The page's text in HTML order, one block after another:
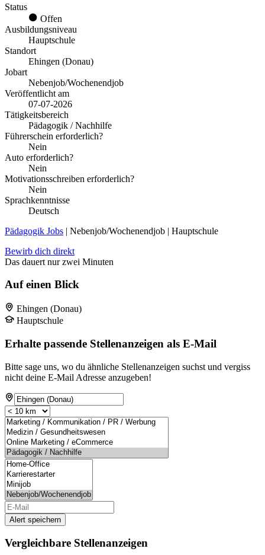
Status
Offen
Ausbildungsniveau
Hauptschule
Standort
Ehingen (Donau)
Jobart
Nebenjob/Wochenendjob
Veröffentlicht am
07-07-2026
Tätigkeitsbereich
Pädagogik / Nachhilfe
Führerschein erforderlich?
Nein
Auto erforderlich?
Nein
Motivationsschreiben erforderlich?
Nein
Sprachkenntnisse
Deutsch
Pädagogik Jobs | Nebenjob/Wochenendjob | Hauptschule
Bewirb dich direkt
Das dauert nur zwei Minuten
Auf einen Blick
Ehingen (Donau)
Hauptschule
Erhalte passende Stellenanzeigen als E-Mail
Bitte sage uns, wo du ähnliche Stellenanzeigen suchst und vergiss
nicht deine E-Mail Adresse anzugeben!
Alert speichern
Vergleichbare Stellenanzeigen